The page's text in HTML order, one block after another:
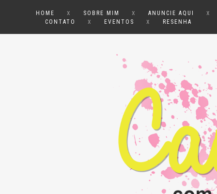
HOME x SOBRE MIM x ANUNCIE AQUI x
CONTATO x EVENTOS x RESENHA